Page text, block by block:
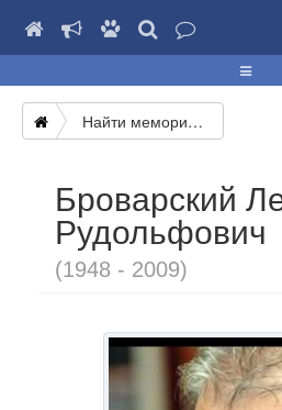
Найти мемориал
Броварский
Рудольфович
(1948 - 2009)